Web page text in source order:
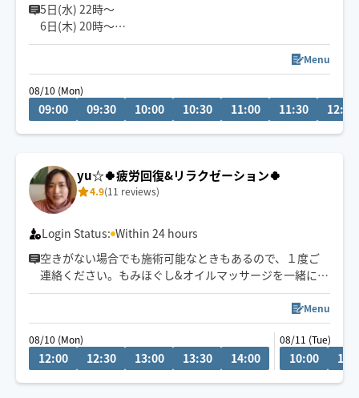
5日(水) 22時〜
6日(木) 20時〜
空きございます。
空いてないお日にち、お時間でもメッセージ頂けますと
調整できる場合もあります✨
お気軽にメッセージください🎀
に合わせた手技で癒します👐
もちろん男性、外国の方も大歓迎です✨
🚗県外のお客様は高速代別途頂いております。
Menu
08/10 (Mon)
09:00 09:30 10:00 10:30 11:00 11:30 12:00
yu☆🍀疲労回復&リラクゼーション🍀
4.9(11 reviews)
Login Status: Within 24 hours
空きがない場合でも施術可能なときもあるので、１度ご
連絡ください。もみほぐし&オイルマッサージを一緒にさ
れるとコリも浮腫みもとれてスッキリするのでオススメ
ですよ～(^-^)/１人１人に寄り添う施術を心掛けていま
す。宜しくお願いいたします！県外の方は高速代別途い
ただいております。新規のお客様は県内最終受付22時、
県外21時まで。リピート様はなるべくご希望沿えるよう
Menu
08/10 (Mon)
12:00 12:30 13:00 13:30 14:00
08/11 (Tue)
10:00